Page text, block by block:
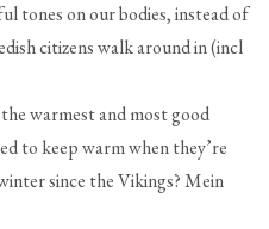
tones on our bodies, instead of
citizens walk around in (incl
warmest and most good
to keep warm when they’re
since the Vikings? Mein